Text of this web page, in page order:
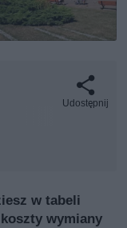
Udostępnij
w tabeli
wymiany